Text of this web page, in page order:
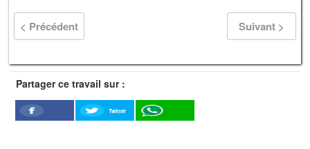
< Précédent Suivant >
Partager ce travail sur :
Facebook
Twitter